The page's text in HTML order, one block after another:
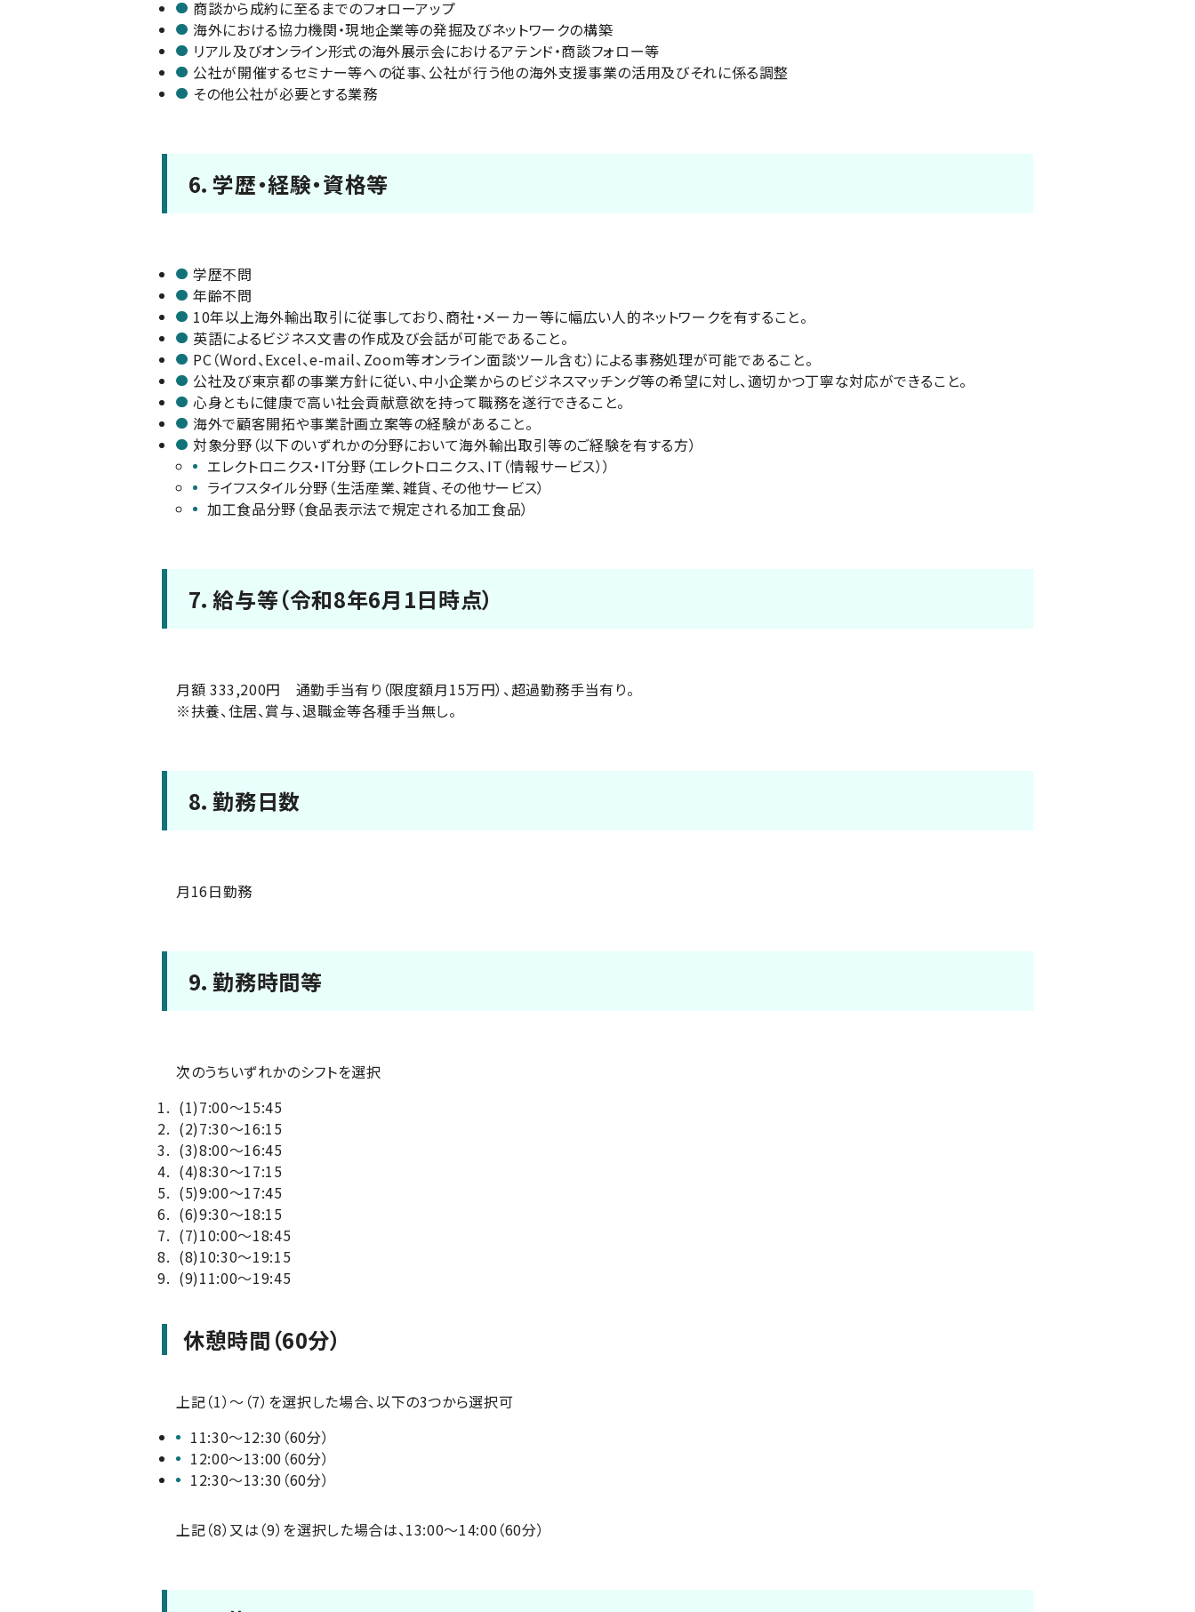
商談から成約に至るまでのフォローアップ
海外における協力機関・現地企業等の発掘及びネットワークの構築
リアル及びオンライン形式の海外展示会におけるアテンド・商談フォロー等
公社が開催するセミナー等への従事、公社が行う他の海外支援事業の活用及びそれに係る調整
その他公社が必要とする業務
6．学歴・経験・資格等
学歴不問
年齢不問
10年以上海外輸出取引に従事しており、商社・メーカー等に幅広い人的ネットワークを有すること。
英語によるビジネス文書の作成及び会話が可能であること。
PC（Word、Excel、e-mail、Zoom等オンライン面談ツール含む）による事務処理が可能であること。
公社及び東京都の事業方針に従い、中小企業からのビジネスマッチング等の希望に対し、適切かつ丁寧な対応ができること。
心身ともに健康で高い社会貢献意欲を持って職務を遂行できること。
海外で顧客開拓や事業計画立案等の経験があること。
対象分野（以下のいずれかの分野において海外輸出取引等のご経験を有する方）
エレクトロニクス・IT分野（エレクトロニクス、IT（情報サービス））
ライフスタイル分野（生活産業、雑貨、その他サービス）
加工食品分野（食品表示法で規定される加工食品）
7．給与等（令和8年6月1日時点）
月額 333,200円 通勤手当有り（限度額月15万円）、超過勤務手当有り。
※扶養、住居、賞与、退職金等各種手当無し。
8．勤務日数
月16日勤務
9．勤務時間等
次のうちいずれかのシフトを選択
(1)7:00～15:45
(2)7:30～16:15
(3)8:00～16:45
(4)8:30～17:15
(5)9:00～17:45
(6)9:30～18:15
(7)10:00～18:45
(8)10:30～19:15
(9)11:00～19:45
休憩時間（60分）
上記（1）～（7）を選択した場合、以下の3つから選択可
11:30～12:30（60分）
12:00～13:00（60分）
12:30～13:30（60分）
上記（8）又は（9）を選択した場合は、13:00～14:00（60分）